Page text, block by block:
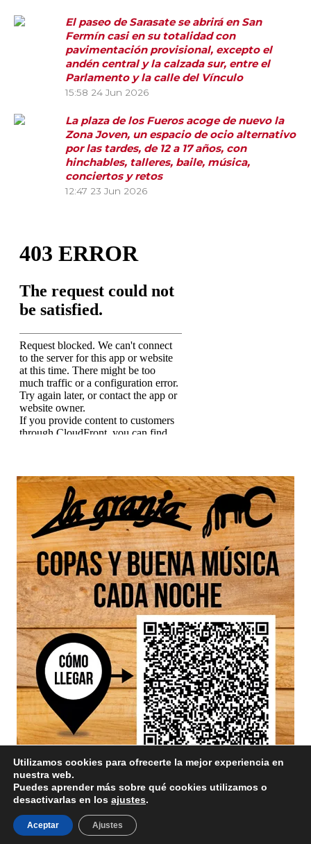
El paseo de Sarasate se abrirá en San
Fermín casi en su totalidad con
pavimentación provisional, excepto el
andén central y la calzada sur, entre el
Parlamento y la calle del Vínculo
15:58 24 Jun 2026
La plaza de los Fueros acoge de nuevo la
Zona Joven, un espacio de ocio alternativo
por las tardes, de 12 a 17 años, con
hinchables, talleres, baile, música,
conciertos y retos
12:47 23 Jun 2026
Aviso Legal/ Divinamente Creativos © 2025
Utilizamos cookies para ofrecerte la mejor experiencia en
nuestra web.
Puedes aprender más sobre qué cookies utilizamos o
desactivarlas en los ajustes.
Aceptar Ajustes